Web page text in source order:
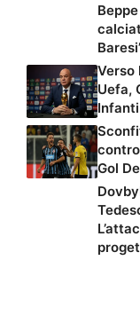
Baresi’
Verso
Uefa,
Gol